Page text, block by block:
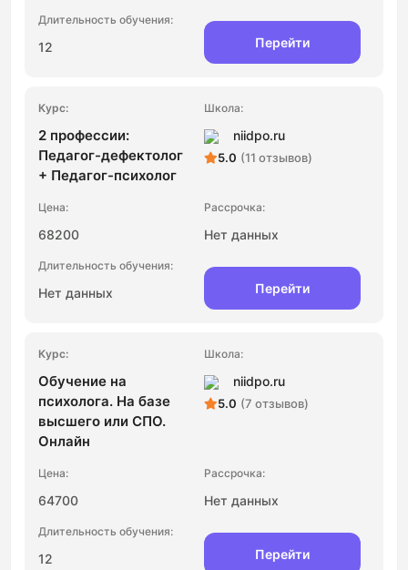
12 Перейти
2 профессии:
Педагог-дефектолог
+ Педагог-психолог
niidpo.ru
5.0 (11 отзывов)
68200 Нет данных
Нет данных Перейти
Обучение на
психолога. На базе
высшего или СПО.
Онлайн
niidpo.ru
5.0 (7 отзывов)
64700 Нет данных
12 Перейти